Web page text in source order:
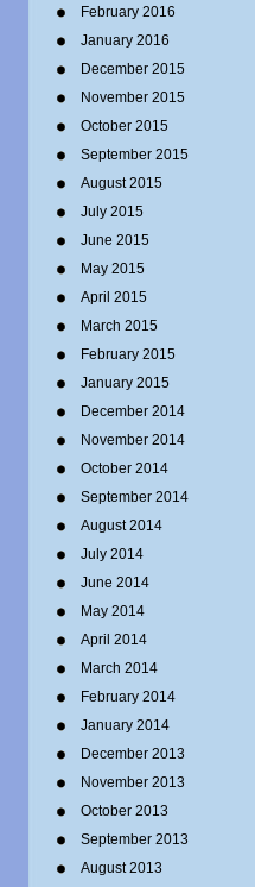
February 2016
January 2016
December 2015
November 2015
October 2015
September 2015
August 2015
July 2015
June 2015
May 2015
April 2015
March 2015
February 2015
January 2015
December 2014
November 2014
October 2014
September 2014
August 2014
July 2014
June 2014
May 2014
April 2014
March 2014
February 2014
January 2014
December 2013
November 2013
October 2013
September 2013
August 2013